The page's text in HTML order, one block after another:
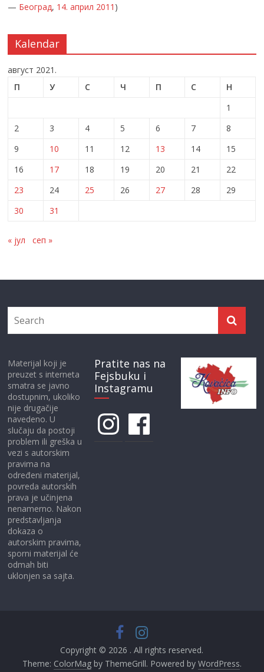
— Београд, 14. април 2011 )
Kalendar
август 2021.
П
У С Ч П С
Н
1
2
3 4 5 6 7
8
9
10 11 12 13 14
15
16
17 18 19 20 21
22
23
24 25 26 27 28
29
30
31
« јул сеп »
Materijal koji je
preuzet s interneta
smatra se javno
dostupnim, ukoliko
nije drugačije
navedeno. U
slučaju da postoji
problem ili greška u
vezi s autorskim
pravima na
određeni materijal,
povreda autorskih
prava je učinjena
nenamerno. Nakon
predstavljanja
dokaza o
autorskim pravima,
sporni materijal će
odmah biti
uklonjen sa sajta.
Pratite nas na
Fejsbuku i
Instagramu
InstagramFacebook
Copyright © 2026 . All rights reserved.
Theme: ColorMagby ThemeGrill. Powered by WordPress.